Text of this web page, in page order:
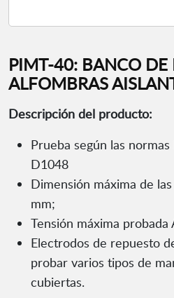
PIMT-40: BANCO DE
ALFOMBRAS
Descripción del producto:
Prueba según las
D1048
Dimensión máxima de
mm;
Tensión máxima probada
Electrodos de repuesto
probar varios tipos de
cubiertas.